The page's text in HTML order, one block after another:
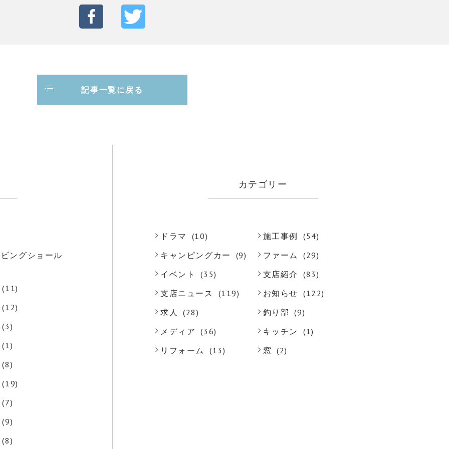
記事一覧に戻る
ングショール
(11)
(12)
(3)
(1)
(8)
(19)
(7)
(9)
(8)
カテゴリー
ドラマ (10) 施工事例
(54)
キャンピングカー
(9) ファーム
(29)
イベント
(35) 支店紹介
(83)
支店ニュース
(119) お知らせ (122)
求人
(28) 釣り部
(9)
メディア
(36) キッチン
(1)
リフォーム
(13) 窓 (2)